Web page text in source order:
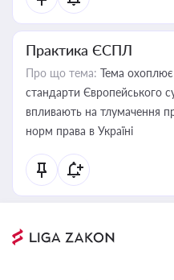
Практика ЄСПЛ
Про що тема: Тема охоплює
стандарти Європейського
впливають на тлумачення
норм права в Україні